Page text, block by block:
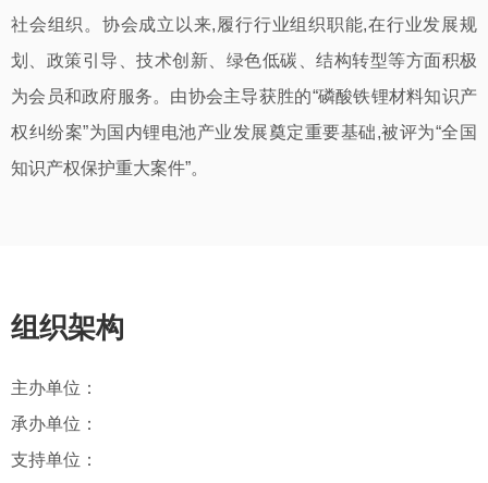
社会组织。协会成立以来,履行行业组织职能,在行业发展规
划、政策引导、技术创新、绿色低碳、结构转型等方面积极
为会员和政府服务。由协会主导获胜的“磷酸铁锂材料知识产
权纠纷案”为国内锂电池产业发展奠定重要基础,被评为“全国
知识产权保护重大案件”。
组织架构
主办单位：
承办单位：
支持单位：